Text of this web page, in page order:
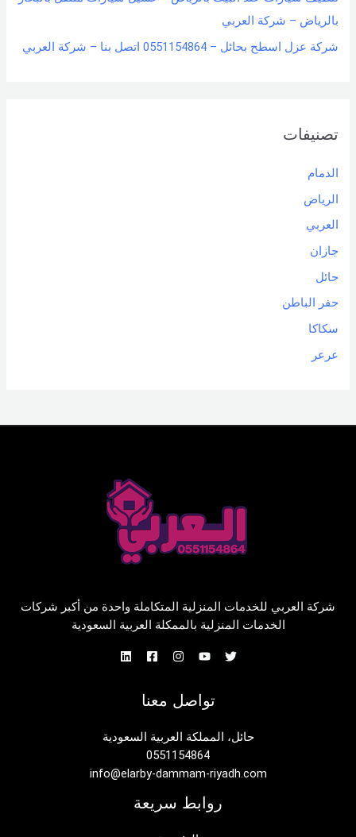
بالرياض – شركة العربي
شركة عزل اسطح بحائل – 0551154864 اتصل بنا – شركة العربي
تصنيفات
الدمام
الرياض
العربي
جازان
حائل
حفر الباطن
سكاكا
عرعر
شركة العربي للخدمات المنزلية المتكاملة واحدة من أكبر شركات
الخدمات المنزلية بالممكلة العربية السعودية
تواصل معنا
حائل، المملكة العربية السعودية
0551154864
info@elarby-dammam-riyadh.com
روابط سريعة